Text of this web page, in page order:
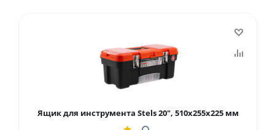
Ящик для инструмента Stels 20", 510х255x225 мм